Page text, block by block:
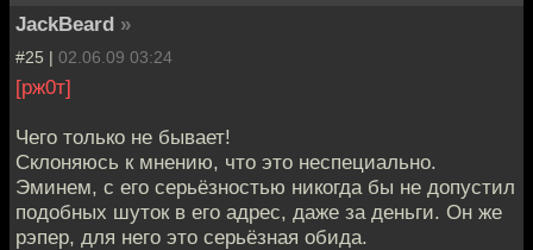
JackBeard »
#25 | 02.06.09 03:24
[рж0т]
Чего только не бывает!
Склоняюсь к мнению, что это неспециально.
Эминем, с его серьёзностью никогда бы не допустил
подобных шуток в его адрес, даже за деньги. Он же
рэпер, для него это серьёзная обида.